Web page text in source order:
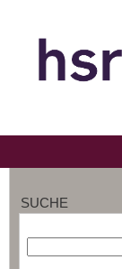
SUCHE